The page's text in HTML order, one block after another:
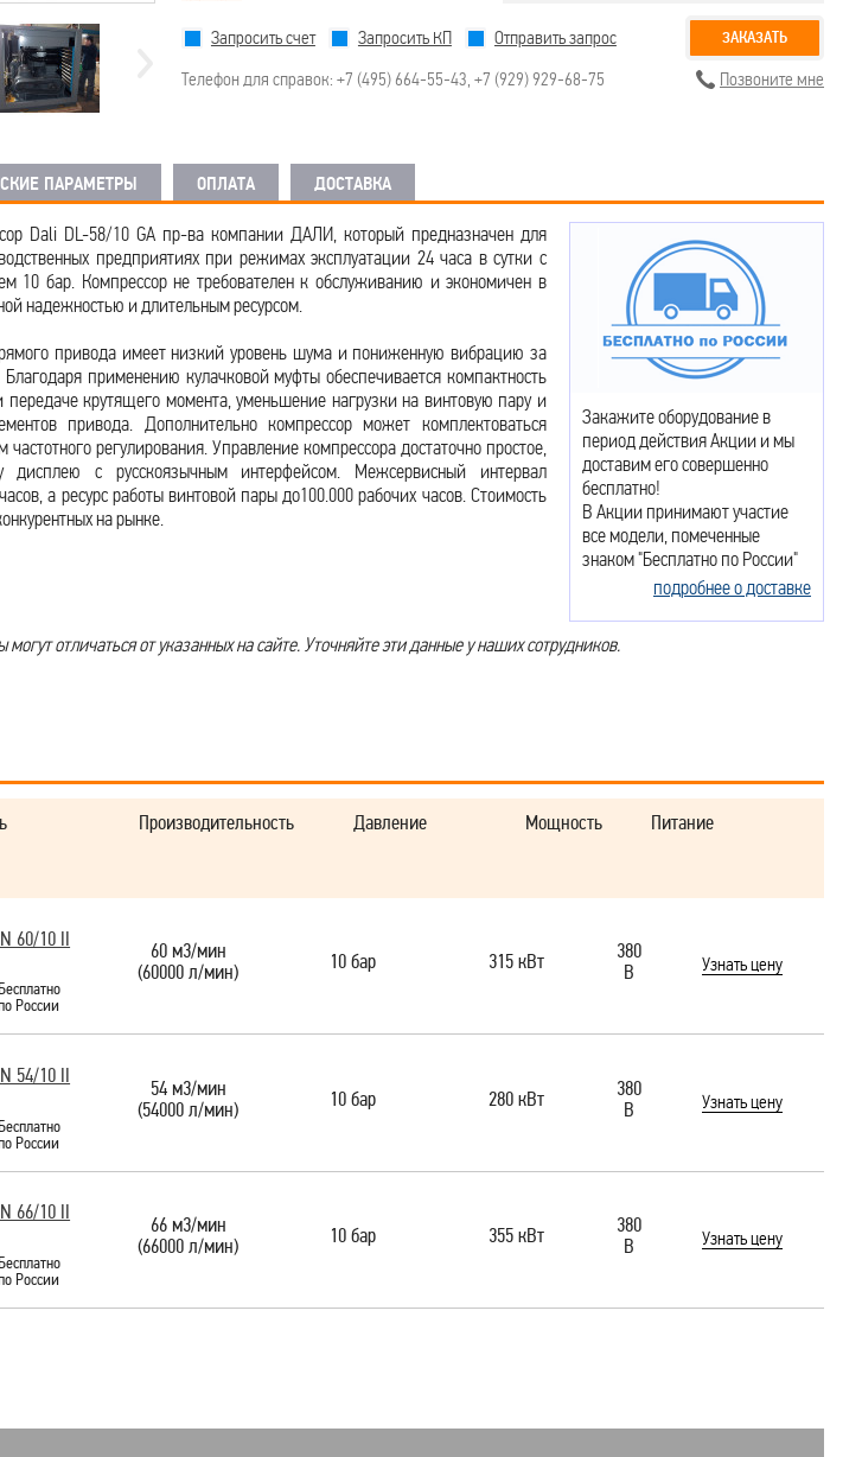
Запросить счет Запросить КП Отправить запрос ЗАКАЗАТЬ
Телефон для справок: +7 (495) 664-55-43, +7 (929) 929-68-75 Позвоните мне
ПАРАМЕТРЫ ОПЛАТА ДОСТАВКА
Dali DL-58/10 GA пр-ва компании ДАЛИ, который предназначен для
предприятиях при режимах эксплуатации 24 часа в сутки с
10 бар. Компрессор не требователен к обслуживанию и экономичен в
надежностью и длительным ресурсом.
привода имеет низкий уровень шума и пониженную вибрацию за
Благодаря применению кулачковой муфты обеспечивается компактность
крутящего момента, уменьшение нагрузки на винтовую пару и
привода. Дополнительно компрессор может комплектоваться
регулирования. Управление компрессора достаточно простое,
дисплею с русскоязычным интерфейсом. Межсервисный интервал
а ресурс работы винтовой пары до100.000 рабочих часов. Стоимость
на рынке.
Закажите оборудование в
период действия Акции и мы
доставим его совершенно
бесплатно!
В Акции принимают участие
все модели, помеченные
знаком "Бесплатно по России"
подробнее о доставке
отличаться от указанных на сайте. Уточняйте эти данные у наших сотрудников.
Производительность Давление Мощность
Питание
60/10 II
России
60 м3/мин
(60000 л/мин)
10 бар 315 кВт
380
В
Узнать цену
54/10 II
России
54 м3/мин
(54000 л/мин)
10 бар 280 кВт
380
В
Узнать цену
66/10 II
России
66 м3/мин
(66000 л/мин)
10 бар 355 кВт
380
В
Узнать цену